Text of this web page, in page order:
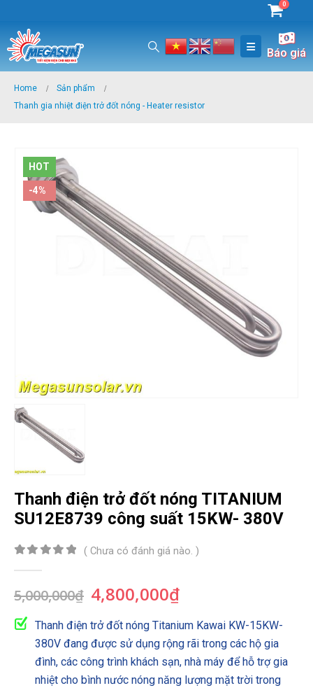
0
Báo giá
Home
Sản phẩm
Thanh gia nhiệt điện trở đốt nóng - Heater resistor
HOT
-4%
Thanh điện trở đốt nóng TITANIUM
SU12E8739 công suất 15KW- 380V
( Chưa có đánh giá nào. )
5,000,000₫ Giá
gốc
là:
5,000,000₫.
4,800,000₫Giá
tại
là:
4,800,000₫.
Thanh điện trở đốt nóng Titanium Kawai KW-15KW-
380V đang được sử dụng rộng rãi trong các hộ gia
đình, các công trình khách sạn, nhà máy để hỗ trợ gia
nhiệt cho bình nước nóng năng lượng mặt trời trong